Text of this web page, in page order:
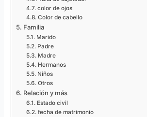
color de ojos
Color de cabello
Familia
Marido
Padre
Madre
Hermanos
Niños
Otros
Relación y más
Estado civil
fecha de matrimonio